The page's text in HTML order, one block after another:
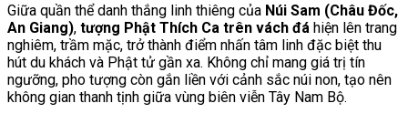
Giữa quần thể danh thắng linh thiêng của Núi Sam (Châu Đốc,
An Giang), tượng Phật Thích Ca trên vách đá hiện lên trang
nghiêm, trầm mặc, trở thành điểm nhấn tâm linh đặc biệt thu
hút du khách và Phật tử gần xa. Không chỉ mang giá trị tín
ngưỡng, pho tượng còn gắn liền với cảnh sắc núi non, tạo nên
không gian thanh tịnh giữa vùng biên viễn Tây Nam Bộ.